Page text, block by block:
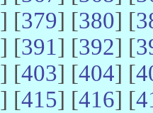
] [379] [380] [
] [391] [392] [
] [403] [404] [
] [415] [416] [